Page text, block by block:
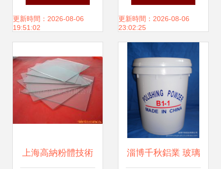
粉引領創新制造模
更新時間：2026-08-06
19:51:02
南
更新時間：2026-08-06
23:02:25
上海高納粉體技術 淄博千秋鋁業 玻璃